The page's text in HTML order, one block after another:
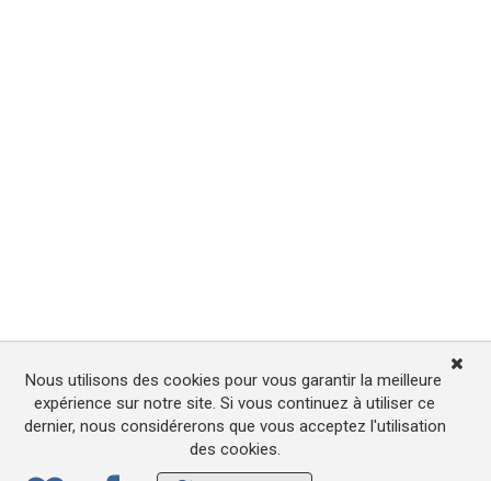
Nous utilisons des cookies pour vous garantir la meilleure
expérience sur notre site. Si vous continuez à utiliser ce
dernier, nous considérerons que vous acceptez l'utilisation
des cookies.